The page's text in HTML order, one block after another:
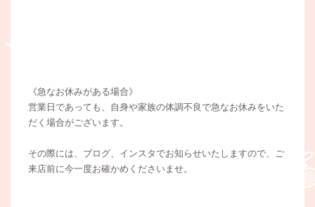
《急なお休みがある場合》
営業日であっても、自身や家族の体調不良で急なお休みをいた
だく場合がございます。
その際には、ブログ、インスタでお知らせいたしますので、ご
来店前に今一度お確かめくださいませ。